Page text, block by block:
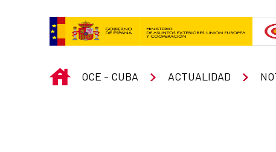
INICIO
OCE - CUBA ACTUALIDAD